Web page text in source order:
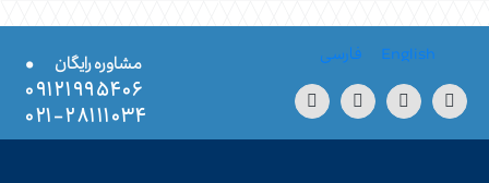
English فارسی مشاوره رایگان
•
۰۹۱۲۱۹۹۵۴۰۶
۲۸۱۱۱۰۳۴-۰۲۱